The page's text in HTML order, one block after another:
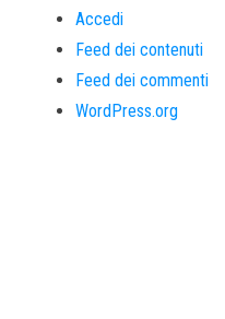
Accedi
Feed dei contenuti
Feed dei commenti
WordPress.org